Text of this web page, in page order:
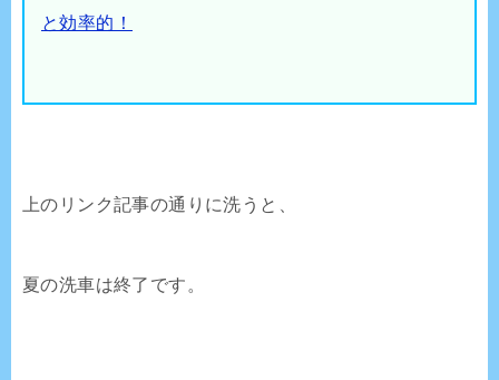
と効率的！
上のリンク記事の通りに洗うと、
夏の洗車は終了です。